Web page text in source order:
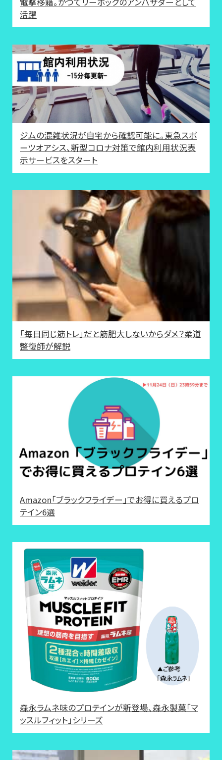
活躍
ジムの混雑状況が自宅から確認可能に。東急スポ
ーツオアシス、新型コロナ対策で館内利用状況表
示サービスをスタート
「毎日同じ筋トレ」だと筋肥大しないからダメ？柔道
整復師が解説
Amazon「ブラックフライデー」でお得に買えるプロ
テイン6選
森永ラムネ味のプロテインが新登場、森永製菓「マ
ッスルフィット」シリーズ